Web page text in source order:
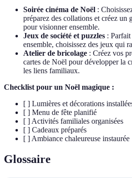
Soirée cinéma de Noël :
préparez des collations et créez un
pour visionner ensemble.
Jeux de société et puzzles : Parfait
ensemble, choisissez des jeux qui
Atelier de bricolage : Créez vos
cartes de Noël pour développer la
les liens familiaux.
Checklist pour un Noël magique :
[ ] Lumières et décorations
[ ] Menu de fête planifié
[ ] Activités familiales organisées
[ ] Cadeaux préparés
[ ] Ambiance chaleureuse instaurée
Glossaire